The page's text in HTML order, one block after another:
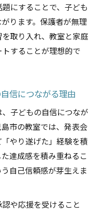
にすることで、子ども
ります。保護者が無理
取り入れ、教室と家庭
することが理想的で
信につながる理由
子どもの自信につなが
市の教室では、発表会
やり遂げた」経験を積
達成感を積み重ねるこ
自己信頼感が芽生えま
や応援を受けること